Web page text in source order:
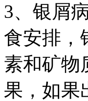
3、银屑
食安排，
素和矿物
果，如果